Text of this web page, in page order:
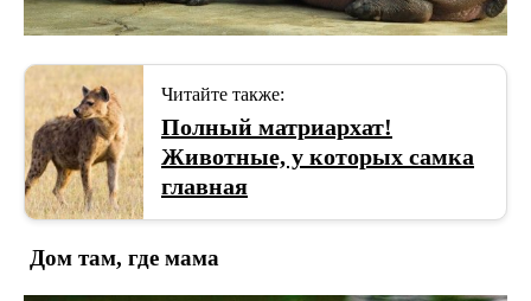
Читайте также:
Полный матриархат!
Животные, у которых самка
главная
Дом там, где мама